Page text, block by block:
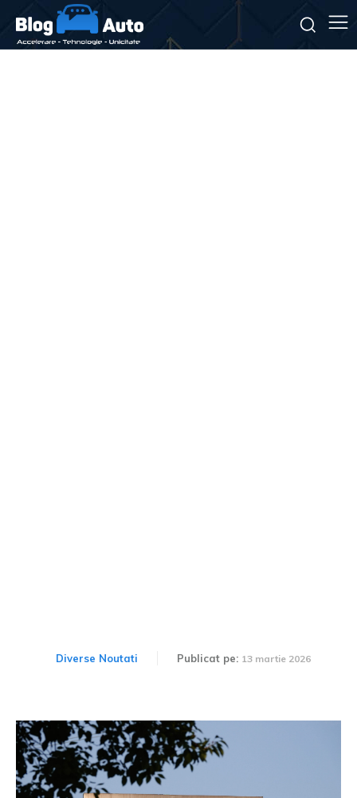
Diverse Noutati Publicat pe: 13 martie 2026